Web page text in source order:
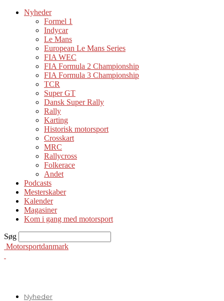
Nyheder
Formel 1
Indycar
Le Mans
European Le Mans Series
FIA WEC
FIA Formula 2 Championship
FIA Formula 3 Championship
TCR
Super GT
Dansk Super Rally
Rally
Karting
Historisk motorsport
Crosskart
MRC
Rallycross
Folkerace
Andet
Podcasts
Mesterskaber
Kalender
Magasiner
Kom i gang med motorsport
Søg
Motorsportdanmark
Nyheder